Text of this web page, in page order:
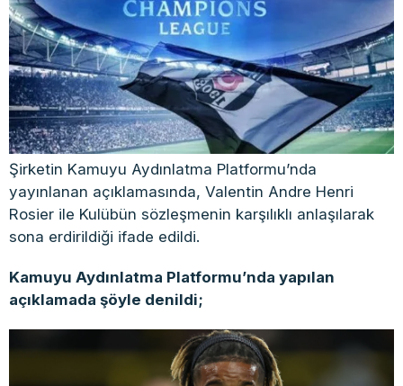
Şirketin Kamuyu Aydınlatma Platformu’nda
yayınlanan açıklamasında, Valentin Andre Henri
Rosier ile Kulübün sözleşmenin karşılıklı anlaşılarak
sona erdirildiği ifade edildi.
Kamuyu Aydınlatma Platformu’nda yapılan
açıklamada şöyle denildi;